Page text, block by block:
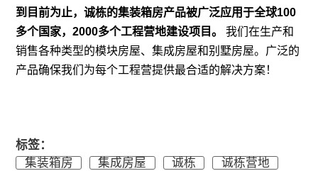
到目前为止，诚栋的集装箱房产品被广泛应用于全球100
多个国家，2000多个工程营地建设项目。我们在生产和
销售各种类型的模块房屋、集成房屋和别墅房屋。广泛的
产品确保我们为每个工程营提供最合适的解决方案！
标签：
集装箱房
集成房屋 诚栋 诚栋营地